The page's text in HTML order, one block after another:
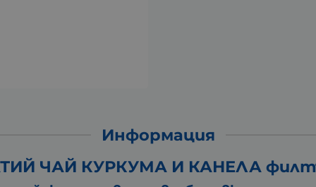
Информация
ЧАЙ КУРКУМА И КАНЕЛА